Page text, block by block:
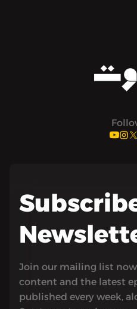
Join our mailing list
content and the latest
published every week,